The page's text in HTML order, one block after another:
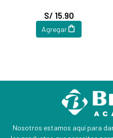
S/ 15.90
Agregar
Nosotros estamos aquí para